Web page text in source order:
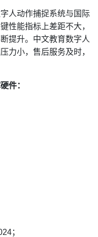
人动作捕捉系统与国际
性能指标上差距不大，
提升。中文教育数字人
力小，售后服务及时，
件：
；